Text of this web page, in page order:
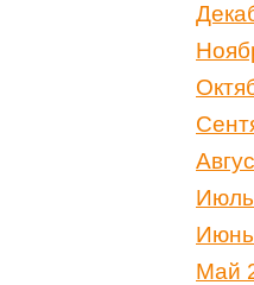
Май